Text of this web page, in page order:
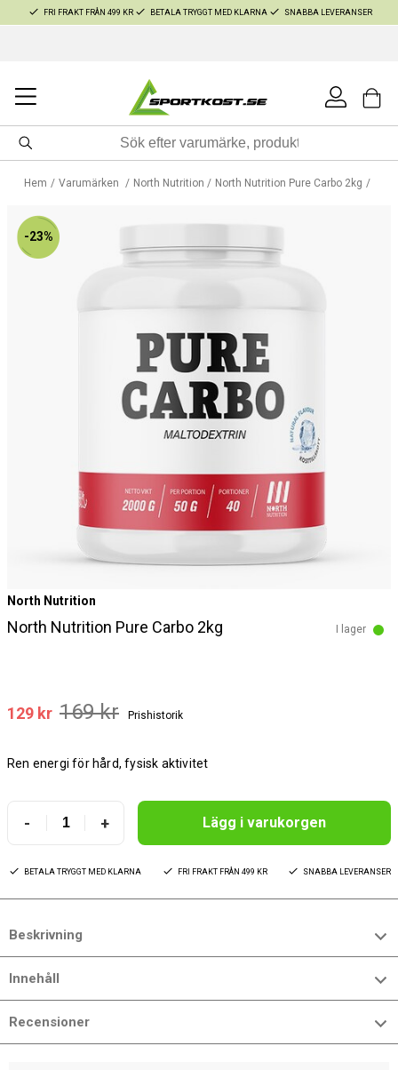
FRI FRAKT FRÅN 499 KR BETALA TRYGGT MED KLARNA SNABBA LEVERANSER
Hem Varumärken North Nutrition North Nutrition Pure Carbo 2kg
-23%
North Nutrition
North Nutrition Pure Carbo 2kg I lager
129 kr 169 kr Prishistorik
Ren energi för hård, fysisk aktivitet
- + Lägg i varukorgen
BETALA TRYGGT MED KLARNA FRI FRAKT FRÅN 499 KR SNABBA LEVERANSER
Beskrivning
Innehåll
Recensioner